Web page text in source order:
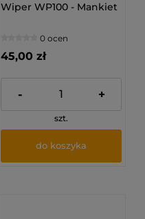
Wiper WP100 - Mankiet
0 ocen
45,00 zł
- +
szt.
do koszyka